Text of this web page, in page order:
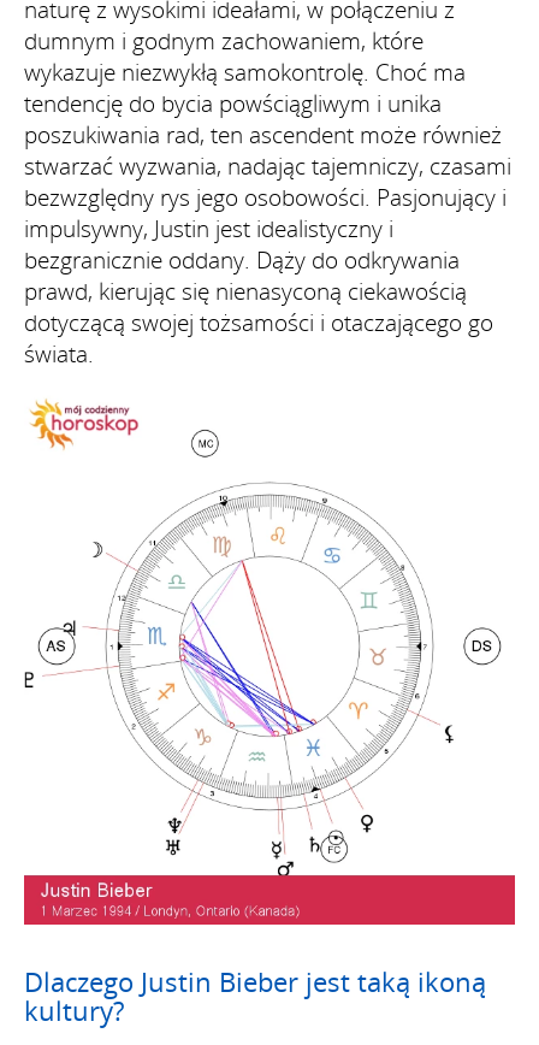
naturę z wysokimi ideałami, w połączeniu z
dumnym i godnym zachowaniem, które
wykazuje niezwykłą samokontrolę. Choć ma
tendencję do bycia powściągliwym i unika
poszukiwania rad, ten ascendent może również
stwarzać wyzwania, nadając tajemniczy, czasami
bezwzględny rys jego osobowości. Pasjonujący i
impulsywny, Justin jest idealistyczny i
bezgranicznie oddany. Dąży do odkrywania
prawd, kierując się nienasyconą ciekawością
dotyczącą swojej tożsamości i otaczającego go
świata.
Dlaczego Justin Bieber jest taką ikoną
kultury?